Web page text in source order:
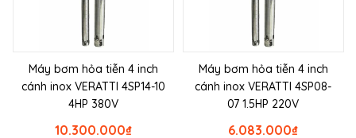
Máy bơm hỏa tiễn 4 inch
cánh inox VERATTI 4SP14-10
4HP 380V
₫
10.300.000
Máy bơm hỏa tiễn 4 inch
cánh inox VERATTI 4SP08-
07 1.5HP 220V
₫
6.083.000